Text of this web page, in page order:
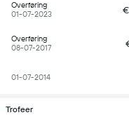
Overføring
01-07-2023
Overføring
08-07-2017
01-07-2014
Trofeer